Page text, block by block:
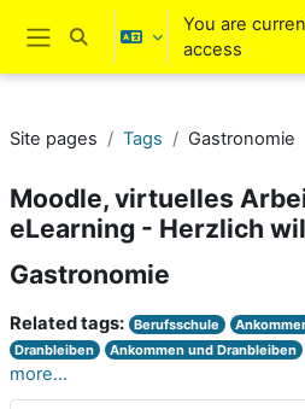
Skip to main content
Side panel
Toggle search input
You are
access
Site pages Tags Gastronomie
Moodle, virtuelles
eLearning - Herzlich
Gastronomie
Related tags: Berufsschule
Dranbleiben
Ankommen und Dranbleiben
more...